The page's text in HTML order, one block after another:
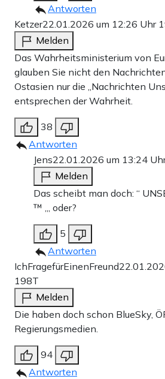
Antworten
Ketzer22.01.2026 um 12:26 Uhr
Melden
Das Wahrheitsministerium von
glauben Sie nicht den
Ostasien nur die „Nachrichten
entsprechen der Wahrheit.
38
Antworten
Jens22.01.2026 um 13:24
Melden
Das scheibt man doch: “
™ „, oder?
5
Antworten
IchFragefürEinenFreund
198T
Melden
Die haben doch schon BlueSky,
Regierungsmedien.
94
Antworten